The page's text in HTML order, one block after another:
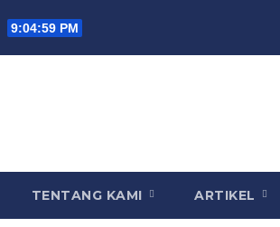
9:05:00 PM
TENTANG KAMI ARTIKEL